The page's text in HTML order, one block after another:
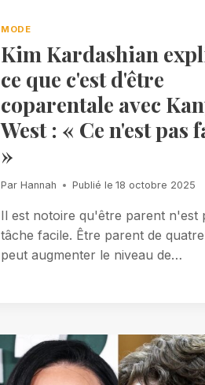
MODE
Kim Kardashian
ce que c'est d'être
coparentale avec
West : « Ce n'est pas
»
Par Hannah Publié le 18 octobre 2025
Il est notoire qu'être parent n'est
tâche facile. Être parent de
peut augmenter le niveau de…